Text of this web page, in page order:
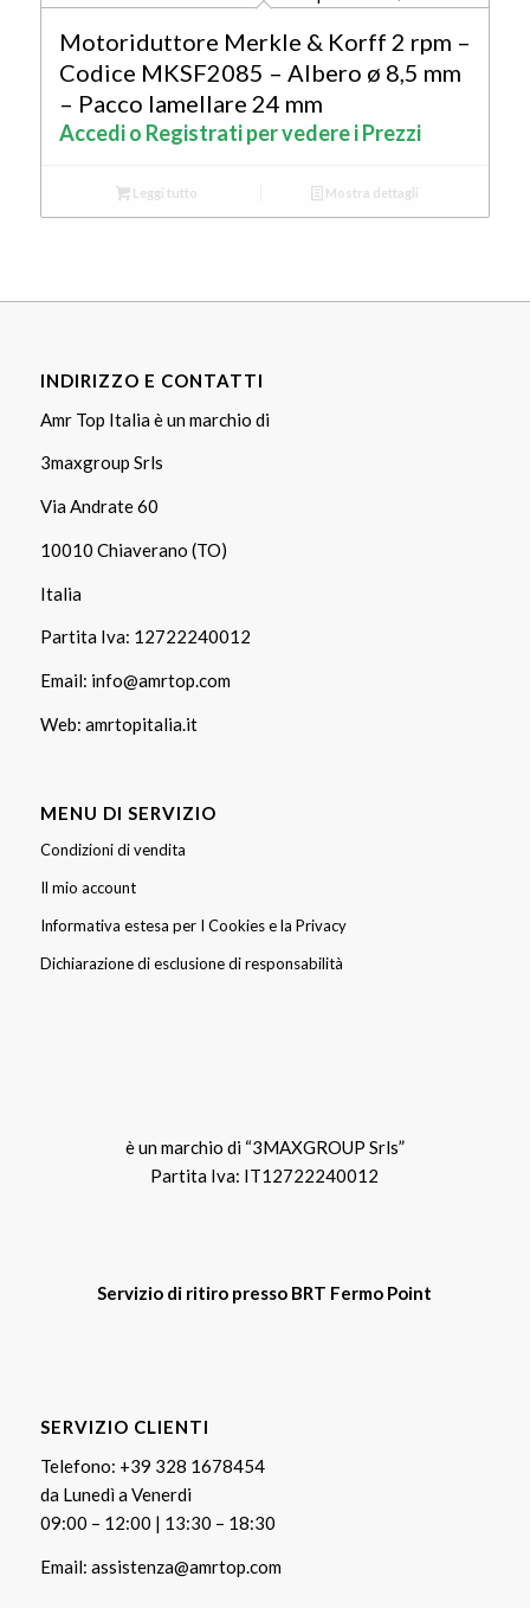
Motoriduttore Merkle & Korff 2 rpm –
Codice MKSF2085 – Albero ø 8,5 mm
– Pacco lamellare 24 mm
Accedi o Registrati per vedere i Prezzi
Leggi tutto Mostra dettagli
INDIRIZZO E CONTATTI
Amr Top Italia è un marchio di
3maxgroup Srls
Via Andrate 60
10010 Chiaverano (TO)
Italia
Partita Iva: 12722240012
Email: info@amrtop.com
Web: amrtopitalia.it
MENU DI SERVIZIO
Condizioni di vendita
Il mio account
Informativa estesa per I Cookies e la Privacy
Dichiarazione di esclusione di responsabilità
è un marchio di “3MAXGROUP Srls”
Partita Iva: IT12722240012
Servizio di ritiro presso BRT Fermo Point
SERVIZIO CLIENTI
Telefono: +39 328 1678454
da Lunedì a Venerdi
09:00 – 12:00 | 13:30 – 18:30
Email: assistenza@amrtop.com